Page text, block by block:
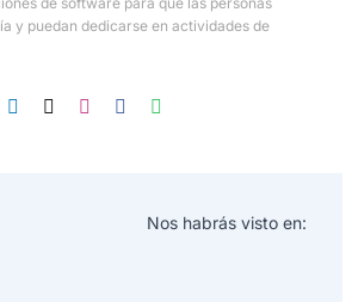
y puedan dedicarse en actividades de
Nos habrás visto en: